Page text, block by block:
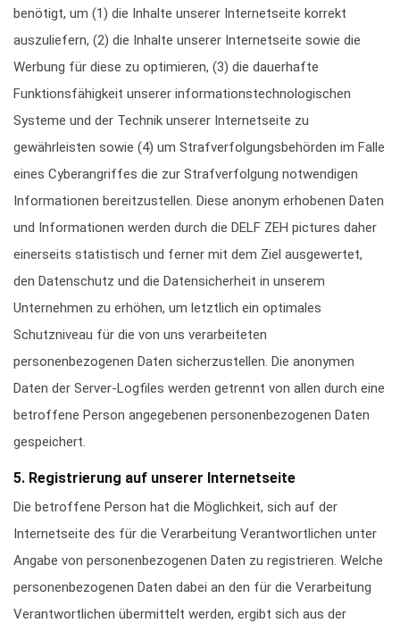
benötigt, um (1) die Inhalte unserer Internetseite korrekt
auszuliefern, (2) die Inhalte unserer Internetseite sowie die
Werbung für diese zu optimieren, (3) die dauerhafte
Funktionsfähigkeit unserer informationstechnologischen
Systeme und der Technik unserer Internetseite zu
gewährleisten sowie (4) um Strafverfolgungsbehörden im Falle
eines Cyberangriffes die zur Strafverfolgung notwendigen
Informationen bereitzustellen. Diese anonym erhobenen Daten
und Informationen werden durch die DELF ZEH pictures daher
einerseits statistisch und ferner mit dem Ziel ausgewertet,
den Datenschutz und die Datensicherheit in unserem
Unternehmen zu erhöhen, um letztlich ein optimales
Schutzniveau für die von uns verarbeiteten
personenbezogenen Daten sicherzustellen. Die anonymen
Daten der Server-Logfiles werden getrennt von allen durch eine
betroffene Person angegebenen personenbezogenen Daten
gespeichert.
5. Registrierung auf unserer Internetseite
Die betroffene Person hat die Möglichkeit, sich auf der
Internetseite des für die Verarbeitung Verantwortlichen unter
Angabe von personenbezogenen Daten zu registrieren. Welche
personenbezogenen Daten dabei an den für die Verarbeitung
Verantwortlichen übermittelt werden, ergibt sich aus der